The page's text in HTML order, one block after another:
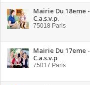
Mairie Du 18eme -
C.a.s.v.p.
75018 Paris
Mairie Du 17eme -
C.a.s.v.p
75017 Paris